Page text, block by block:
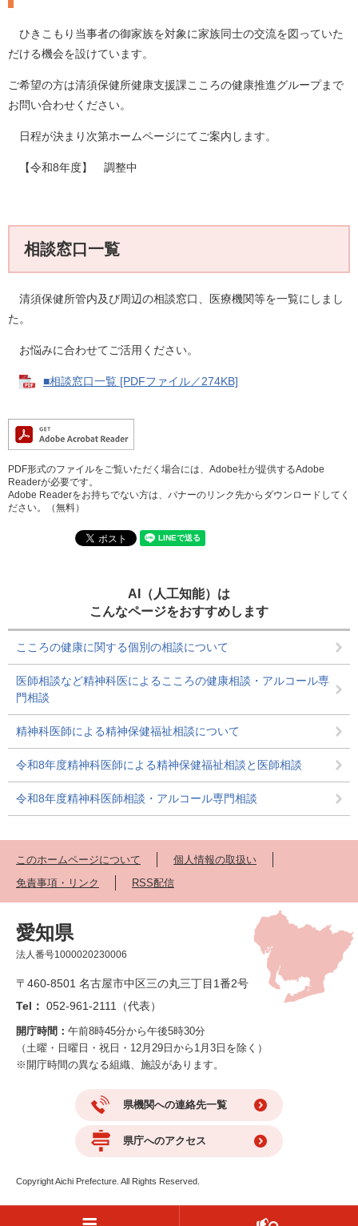
ひきこもり当事者の御家族を対象に家族同士の交流を図っていた
だける機会を設けています。
ご希望の方は清須保健所健康支援課こころの健康推進グループまで
お問い合わせください。
日程が決まり次第ホームページにてご案内します。
【令和8年度】 調整中
相談窓口一覧
清須保健所管内及び周辺の相談窓口、医療機関等を一覧にしまし
た。
お悩みに合わせてご活用ください。
■相談窓口一覧 [PDFファイル／274KB]
PDF形式のファイルをご覧いただく場合には、Adobe社が提供するAdobe
Readerが必要です。
Adobe Readerをお持ちでない方は、バナーのリンク先からダウンロードしてく
ださい。（無料）
AI（人工知能）は
こんなページをおすすめします
こころの健康に関する個別の相談について
医師相談など精神科医によるこころの健康相談・アルコール専
門相談
精神科医師による精神保健福祉相談について
令和8年度精神科医師による精神保健福祉相談と医師相談
令和8年度精神科医師相談・アルコール専門相談
このホームページについて
個人情報の取扱い
免責事項・リンク
RSS配信
愛知県
法人番号1000020230006
〒460-8501 名古屋市中区三の丸三丁目1番2号
Tel： 052-961-2111（代表）
開庁時間： 午前8時45分から午後5時30分
（土曜・日曜日・祝日・12月29日から1月3日を除く）
※開庁時間の異なる組織、施設があります。
県機関への連絡先一覧
県庁へのアクセス
Copyright Aichi Prefecture. All Rights Reserved.